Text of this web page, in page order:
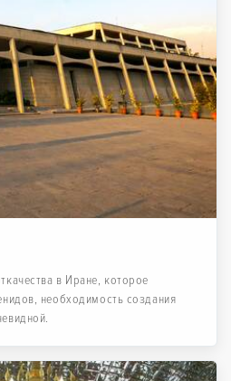
в Иране, которое
необходимость создания